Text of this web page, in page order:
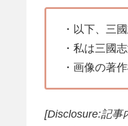
・以下、三
・私は三國
・画像の著
[Disclosure:記事